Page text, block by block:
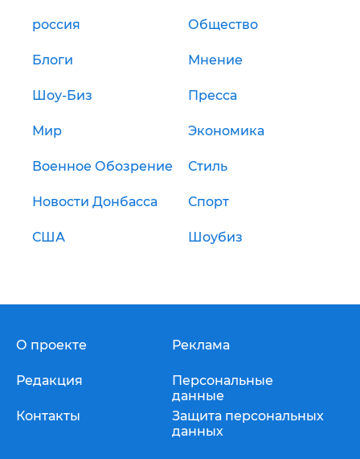
россия Общество
Блоги Мнение
Шоу-Биз Пресса
Мир Экономика
Военное Обозрение Стиль
Новости Донбасса Спорт
США Шоубиз
О проекте
Редакция
Контакты
Реклама
Персональные
данные
Защита персональных
данных